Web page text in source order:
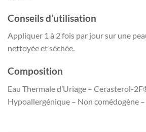
Conseils d’utilisation
Appliquer 1 à 2 fois par jour sur une
nettoyée et séchée.
Composition
Eau Thermale d’Uriage – Cerasterol-
Hypoallergénique – Non comédogène –